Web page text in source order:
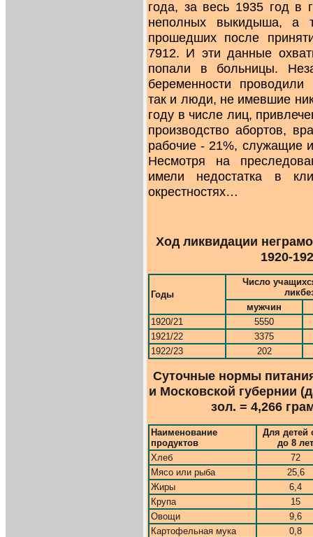
года, за весь 1935 год в
неполных выкидыша, а
прошедших после
7912. И эти данные
попали в больницы.
беременности проводили
так и люди, не имевшие
году в числе лиц,
производство абортов,
рабочие - 21%, служащие
Несмотря на
имели недостатка в
окрестностях…
Ход ликвидации
1920-
Годы
Число
мужчин
1920/21
5550
1921/22
3375
1922/23
202
Суточные нормы
и Московской губернии
зол. = 4,266
Наименование
продуктов
Для детей
до 8 лет
Хлеб
72
Мясо или рыба
25,6
Жиры
6,4
Крупа
15
Овощи
9,6
Картофельная мука
0,8